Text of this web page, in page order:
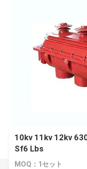
10kv 11kv 12kv
Sf6 Lbs
MOQ：1セット